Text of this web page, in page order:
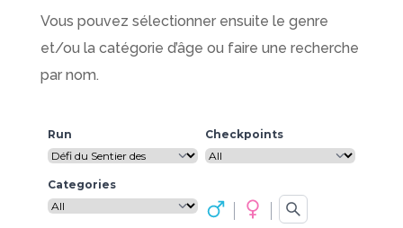
Vous pouvez sélectionner ensuite le genre
et/ou la catégorie d’âge ou faire une recherche
par nom.